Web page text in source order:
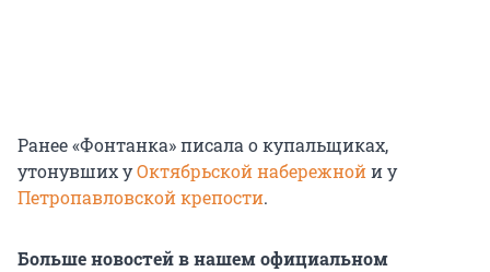
Ранее «Фонтанка» писала о купальщиках,
утонувших уОктябрьской набережнойи у
Петропавловской крепости.
Больше новостей в нашем официальном